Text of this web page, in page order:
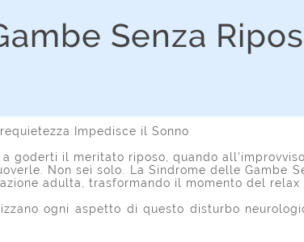
Senza
Impedisce il Sonno
goderti il meritato riposo, quando
Non sei solo. La Sindrome delle Gambe
adulta, trasformando il momento del relax
ogni aspetto di questo disturbo